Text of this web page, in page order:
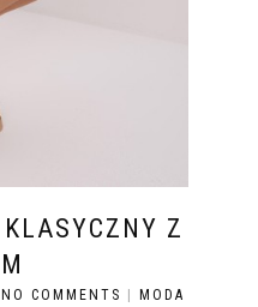
Z
NO COMMENTS
MODA